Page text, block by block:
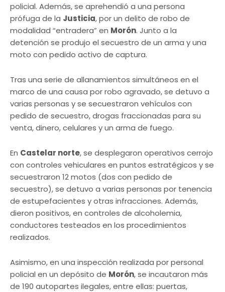
policial. Además, se aprehendió a una persona
prófuga de la Justicia, por un delito de robo de
modalidad “entradera” en Morón. Junto a la
detención se produjo el secuestro de un arma y una
moto con pedido activo de captura.
Tras una serie de allanamientos simultáneos en el
marco de una causa por robo agravado, se detuvo a
varias personas y se secuestraron vehículos con
pedido de secuestro, drogas fraccionadas para su
venta, dinero, celulares y un arma de fuego.
En Castelar norte, se desplegaron operativos cerrojo
con controles vehiculares en puntos estratégicos y se
secuestraron 12 motos (dos con pedido de
secuestro), se detuvo a varias personas por tenencia
de estupefacientes y otras infracciones. Además,
dieron positivos, en controles de alcoholemia,
conductores testeados en los procedimientos
realizados.
Asimismo, en una inspección realizada por personal
policial en un depósito de Morón, se incautaron más
de 190 autopartes ilegales, entre ellas: puertas,